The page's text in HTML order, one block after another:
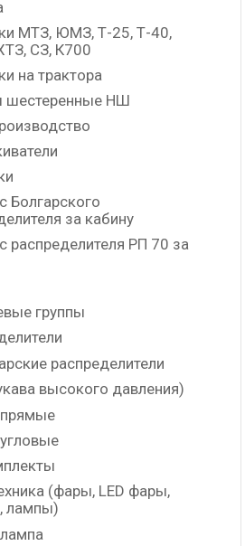
МТЗ, ЮМЗ, Т-25, Т-40,
СЗ, К700
на трактора
шестеренные НШ
Болгарского
за кабину
распределителя РП 70 за
группы
распределители
высокого давления)
(фары, LED фары,
лампы)